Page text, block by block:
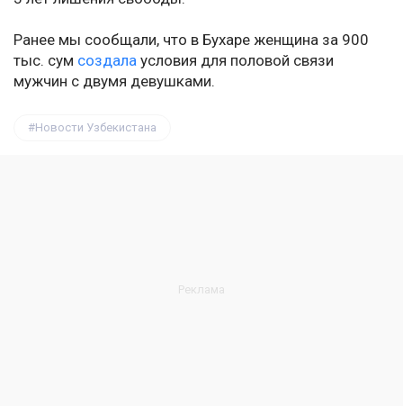
Ранее мы сообщали, что в Бухаре женщина за 900
тыс. сум создала условия для половой связи
мужчин с двумя девушками.
Новости Узбекистана